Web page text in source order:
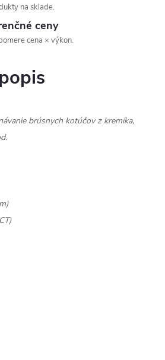
na sklade.
ceny
cena × výkon.
brúsnych kotúčov z kremíka,